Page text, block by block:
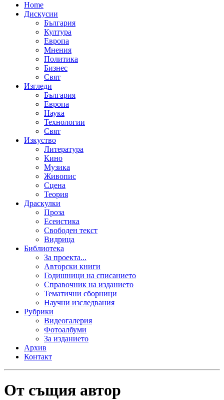
Home
Дискусии
България
Култура
Европа
Мнения
Политика
Бизнес
Свят
Изгледи
България
Европа
Наука
Технологии
Свят
Изкуство
Литература
Кино
Музика
Живопис
Сцена
Теория
Драскулки
Проза
Есеистика
Свободен текст
Видрица
Библиотека
За проекта...
Авторски книги
Годишници на списанието
Справочник на изданието
Тематични сборници
Научни изследвания
Рубрики
Видеогалерия
Фотоалбуми
За изданието
Архив
Контакт
От същия автор